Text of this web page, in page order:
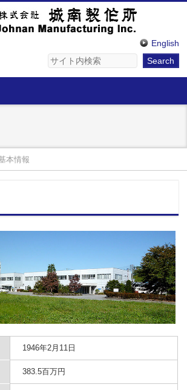
English
本情報
1946年2月11日
383.5百万円